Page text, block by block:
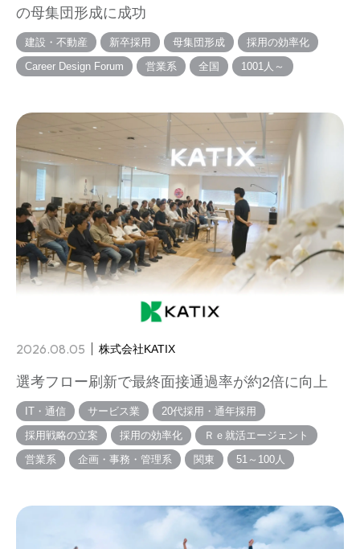
の母集団形成に成功
建設・不動産 新卒採用 母集団形成
採用の効率化
Career Design Forum
営業系 全国 1001人～
2026.08.05 株式会社KATIX
選考フロー刷新で最終面接通過率が約2倍に向上
IT・通信 サービス業
20代採用・通年採用
採用戦略の立案
採用の効率化
Ｒｅ就活エージェント
営業系
企画・事務・管理系 関東 51～100人